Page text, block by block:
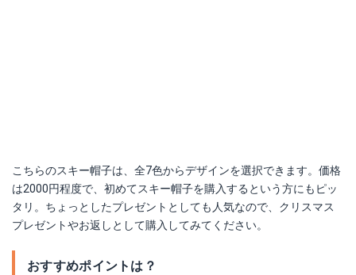
こちらのスキー帽子は、全7色からデザインを選択できます。価格
は2000円程度で、初めてスキー帽子を購入するという方にもピッ
タリ。ちょっとしたプレゼントとしても人気なので、クリスマス
プレゼントやお返しとして購入してみてください。
おすすめポイントは？